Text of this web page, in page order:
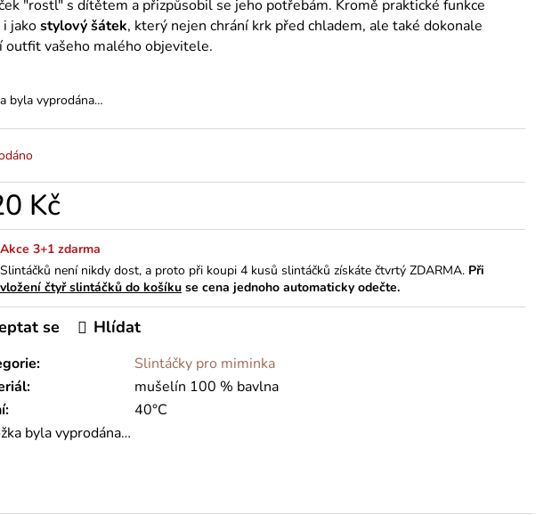
"rostl" s dítětem a přizpůsobil se jeho potřebám. Kromě praktické funkce
jakostylový šátek, který nejen chrání krk před chladem, ale také dokonale
outfit vašeho malého objevitele.
byla vyprodána…
Kč
Akce 3+1 zdarma
Slintáčků není nikdy dost, a proto při koupi 4 kusů slintáčků získáte čtvrtý ZDARMA. Při
vložení čtyř slintáčků do košíku se cena jednoho automaticky odečte.
:
Slintáčky pro miminka
:
mušelín 100 % bavlna
:
40°C
byla vyprodána…
se Hlídat